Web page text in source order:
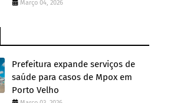
Março 04, 2026
Prefeitura expande serviços de
saúde para casos de Mpox em
Porto Velho